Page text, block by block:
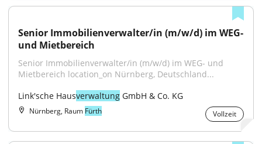
Senior Immobilienverwalter/in (m/w/d) im WEG-
und Mietbereich
Senior Immobilienverwalter/in (m/w/d) im WEG- und
Mietbereich location_on Nürnberg, Deutschland...
Link'sche Hausverwaltung GmbH & Co. KG
Nürnberg, Raum Fürth Vollzeit